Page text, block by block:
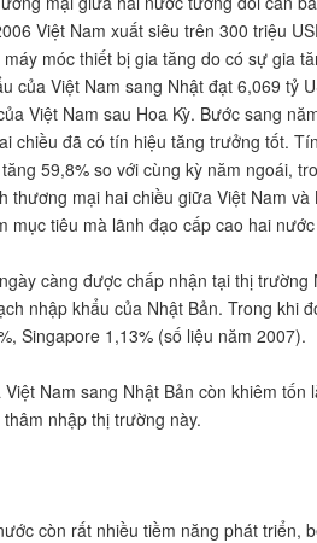
Việt Nam xuất siêu trên 300 triệu
móc thiết bị gia tăng do có sự gia
của Việt Nam sang Nhật đạt 6,069 tỷ
Việt Nam sau Hoa Kỳ. Bước sang
chiều đã có tín hiệu tăng trưởng tốt.
59,8% so với cùng kỳ năm ngoái,
thương mại hai chiều giữa Việt Nam
mục tiêu mà lãnh đạo cấp cao hai
càng được chấp nhận tại thị
nhập khẩu của Nhật Bản. Trong khi
Singapore 1,13% (số liệu năm 2007).
Nam sang Nhật Bản còn khiêm
nhập thị trường này.
còn rất nhiều tiềm năng phát triển,